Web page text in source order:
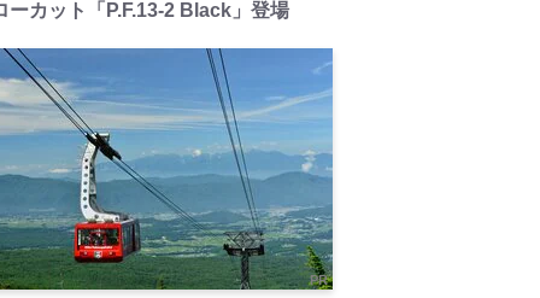
ーカット「P.F.13-2 Black」登場
PR